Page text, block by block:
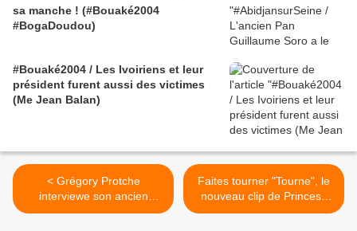
sa manche ! (#Bouaké2004
#BogaDoudou)
#Bouaké2004 / Les Ivoiriens et leur
président furent aussi des victimes
(Me Jean Balan)
< Grégory Protche
interviewe son ancien
patron Olivier Cachin (2)
Faites tourner "Tourne", le
nouveau clip de Princess
Erika >